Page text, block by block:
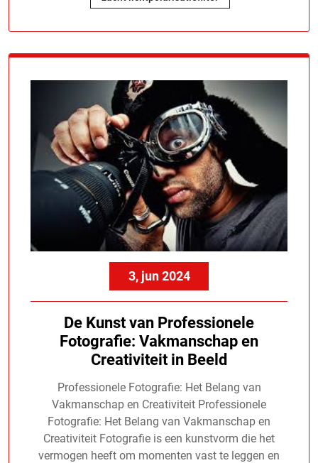
3, jun 2024
De Kunst van Professionele
Fotografie: Vakmanschap en
Creativiteit in Beeld
Professionele Fotografie: Het Belang van
Vakmanschap en Creativiteit Professionele
Fotografie: Het Belang van Vakmanschap en
Creativiteit Fotografie is een kunstvorm die het
vermogen heeft om momenten vast te leggen en